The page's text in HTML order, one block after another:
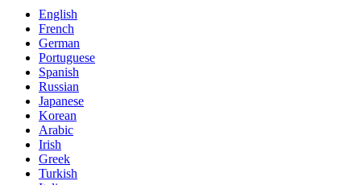
English
French
German
Portuguese
Spanish
Russian
Japanese
Korean
Arabic
Irish
Greek
Turkish